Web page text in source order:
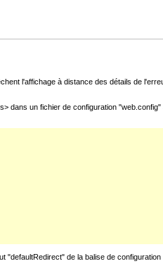
l'affichage à distance des détails de
un fichier de configuration
de la balise de